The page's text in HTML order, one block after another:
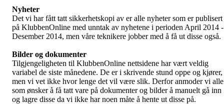
Nyheter
Det vi har fått tatt sikkerhetskopi av er alle nyheter som er publisert
på KlubbenOnline med unntak av nyhetene i perioden April 2014 -
Desember 2014, men våre teknikere jobber med å få ut disse også.
Bilder og dokumenter
Tilgjengeligheten til KlubbenOnline nettsidene har vært veldig
variabel de siste månedene. De er i skrivende stund oppe og kjører,
men vi vet ikke hvor lenge det vil være slik. Derfor anmoder vi alle
som ønsker å få tatt vare på dokumenter og bilder å manuelt gå inn
og lagre disse da vi ikke har noen måte å hente ut disse på.